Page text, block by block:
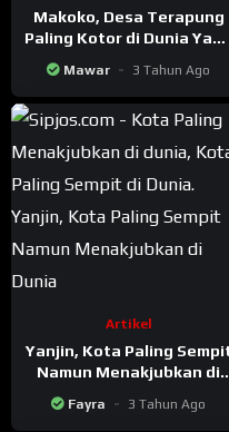
Makoko, Desa Terapung
Paling Kotor di Dunia Yang
Dihuni Ribuan Orang
Mawar 3 Tahun Ago
Artikel
Yanjin, Kota Paling
Namun Menakjubkan di
Fayra 3 Tahun Ago